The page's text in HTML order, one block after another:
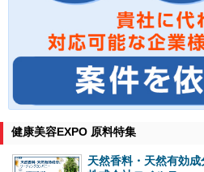
健康美容EXPO 原料特集
天然香料・天然有効